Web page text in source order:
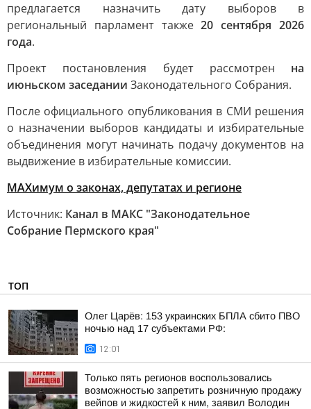
предлагается назначить дату выборов в
региональный парламент также20 сентября 2026
года.
Проект постановления будет рассмотрен на
июньском заседании Законодательного Собрания.
После официального опубликования в СМИ решения
о назначении выборов кандидаты и избирательные
объединения могут начинать подачу документов на
выдвижение в избирательные комиссии.
МАХимум о законах, депутатах и регионе
Источник: Канал в МАКС "Законодательное
Собрание Пермского края"
ТОП
Олег Царёв: 153 украинских БПЛА сбито ПВО
ночью над 17 субъектами РФ:
12:01
Только пять регионов воспользовались
возможностью запретить розничную продажу
вейпов и жидкостей к ним, заявил Володин